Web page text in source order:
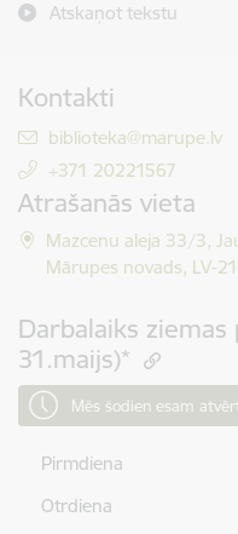
Atskaņot tekstu
Kontakti
E-pasts:
biblioteka@marupe.lv
+371 20221567
Atrašanās vieta
Mazcenu aleja 33/3,
Mārupes novads, LV-
Darbalaiks
31.maijs)*
Mēs šodien esam
Pirmdiena
Otrdiena